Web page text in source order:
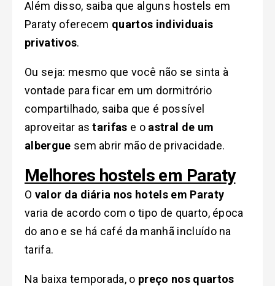
Além disso, saiba que alguns hostels em
Paraty oferecem quartos individuais
privativos.
Ou seja: mesmo que você não se sinta à
vontade para ficar em um dormitrório
compartilhado, saiba que é possível
aproveitar astarifas e o astral de um
albergue sem abrir mão de privacidade.
Melhores hostels em Paraty
O valor da diária nos hotels em Paraty
varia de acordo com o tipo de quarto, época
do ano e se há café da manhã incluído na
tarifa.
Na baixa temporada, o preço nos quartos